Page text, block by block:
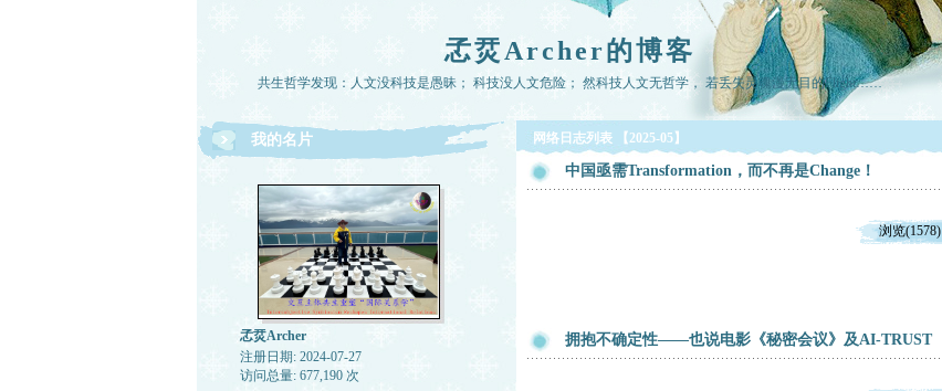
孞烎Archer的博客
共生哲学发现：人文没科技是愚昧； 科技没人文危险； 然科技人文无哲学， 若丢失灵魂漫无目的Flight……
我的名片
孞烎Archer
注册日期: 2024-07-27
访问总量: 677,190 次
网络日志列表 【2025-05】
中国亟需Transformation，而不再是Change！
浏览(1578)
拥抱不确定性——也说电影《秘密会议》及AI-TRUST